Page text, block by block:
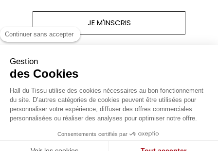
Continuer sans accepter
Gestion
des Cookies
Hall du Tissu utilise des cookies nécessaires au bon fonctionnement
du site. D’autres catégories de cookies peuvent être utilisées pour
personnaliser votre expérience, diffuser des offres commerciales
personnalisées ou réaliser des analyses pour optimiser notre offre.
Consentements certifiés par
JE M'INSCRIS
Produits
Notre société
Site réalisé par Kiwik - Agence e-commerce